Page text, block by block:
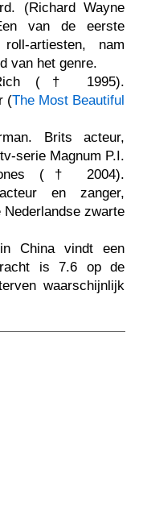
(Richard Wayne
van de eerste
artiesten, nam
van het genre.
Rich († 1995).
(The Most Beautiful
Brits acteur,
serie Magnum P.I.
Jones (†2004).
acteur en zanger,
zwarte
China vindt een
is 7.6 op de
waarschijnlijk